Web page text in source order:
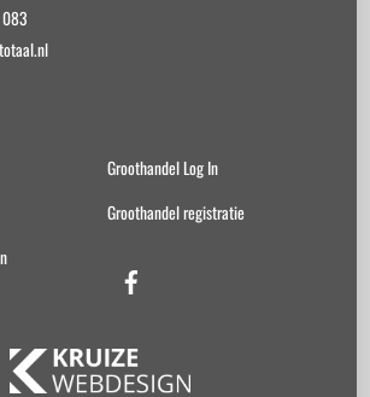
Groothandel Log In
Groothandel registratie